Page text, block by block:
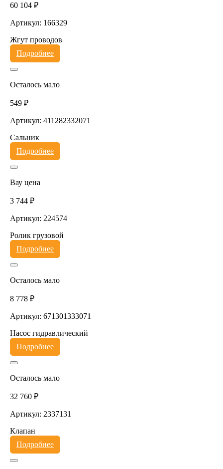
60 104 ₽
Артикул: 166329
Жгут проводов
Подробнее
Осталось мало
549 ₽
Артикул: 411282332071
Сальник
Подробнее
Вау цена
3 744 ₽
Артикул: 224574
Ролик грузовой
Подробнее
Осталось мало
8 778 ₽
Артикул: 671301333071
Насос гидравлический
Подробнее
Осталось мало
32 760 ₽
Артикул: 2337131
Клапан
Подробнее